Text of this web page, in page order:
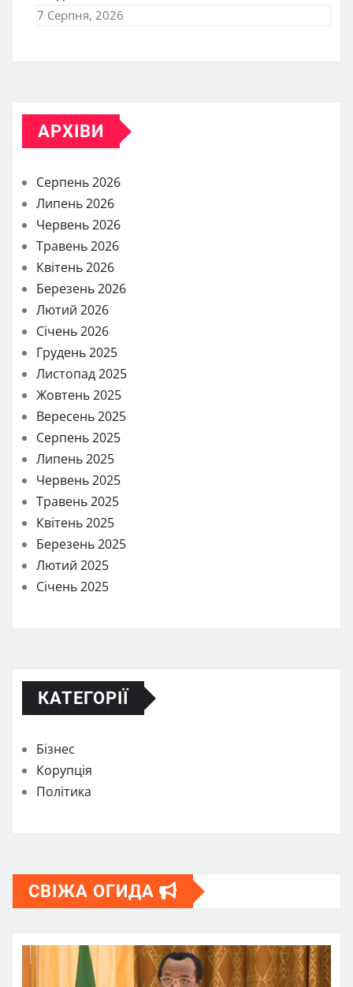
7 Серпня, 2026
АРХІВИ
Серпень 2026
Липень 2026
Червень 2026
Травень 2026
Квітень 2026
Березень 2026
Лютий 2026
Січень 2026
Грудень 2025
Листопад 2025
Жовтень 2025
Вересень 2025
Серпень 2025
Липень 2025
Червень 2025
Травень 2025
Квітень 2025
Березень 2025
Лютий 2025
Січень 2025
КАТЕГОРІЇ
Бізнес
Корупція
Політика
СВІЖА ОГИДА